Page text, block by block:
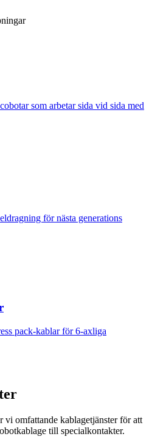
som arbetar sida vid sida med
för nästa generations
pack-kablar för 6-axliga
vi omfattande kablagetjänster för att
till specialkontakter.